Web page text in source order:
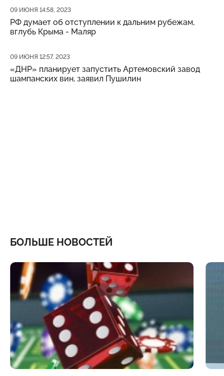
Дата публикации
09 ИЮНЯ 14:58, 2023
РФ думает об отступлении к дальним рубежам,
вглубь Крыма - Маляр
Дата публикации
09 ИЮНЯ 12:57, 2023
«ДНР» планирует запустить Артемовский завод
шампанских вин, заявил Пушилин
БОЛЬШЕ НОВОСТЕЙ